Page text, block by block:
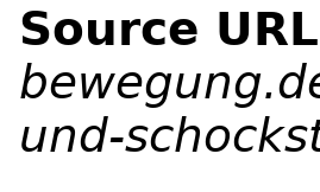
Source
und-